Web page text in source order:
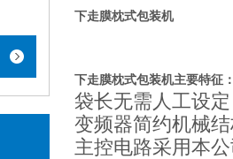
下走膜枕式包装机
下走膜枕式包装机主要特征：
袋长无需人工设
变频器简约机械
主控电路采用本